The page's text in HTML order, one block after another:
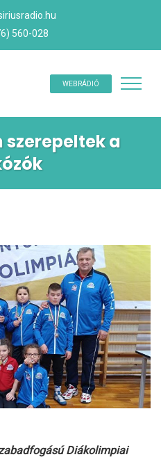
560-028
WEBRÁDIÓ
szerepeltek a
Diákolimpiai